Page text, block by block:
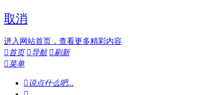
取消
进入网站首页，查看更多精彩内容
 首页 导航 刷新
菜单
说点什么吧...